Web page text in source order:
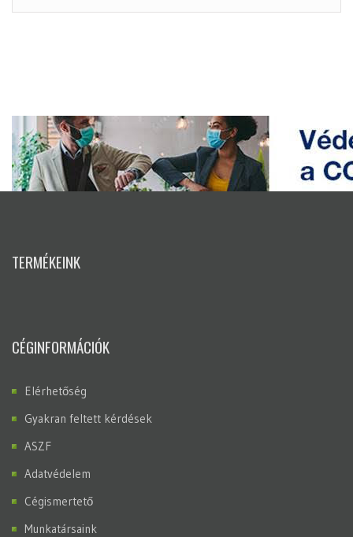
TERMÉKEINK
CÉGINFORMÁCIÓK
Elérhetőség
Gyakran feltett kérdések
ASZF
Adatvédelem
Cégismertető
Munkatársaink